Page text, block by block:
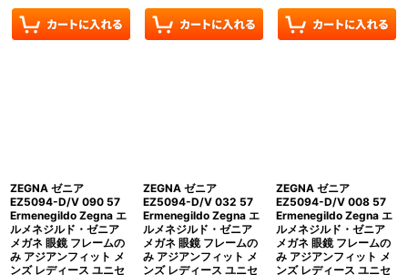
ZEGNA ゼニア
EZ5094-D/V 090 57
Ermenegildo Zegna エ
ルメネジルド・ゼニア
メガネ 眼鏡 フレームの
み アジアンフィット メ
ンズ レディース ユニセ
ZEGNA ゼニア
EZ5094-D/V 032 57
Ermenegildo Zegna エ
ルメネジルド・ゼニア
メガネ 眼鏡 フレームの
み アジアンフィット メ
ンズ レディース ユニセ
ZEGNA ゼニア
EZ5094-D/V 008 57
Ermenegildo Zegna エ
ルメネジルド・ゼニア
メガネ 眼鏡 フレームの
み アジアンフィット メ
ンズ レディース ユニセ